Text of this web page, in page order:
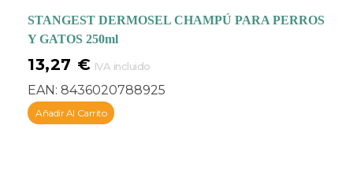
STANGEST DERMOSEL CHAMPÚ PARA PERROS
Y GATOS 250ml
13,27 € IVA incluido
EAN: 8436020788925
Añadir Al Carrito